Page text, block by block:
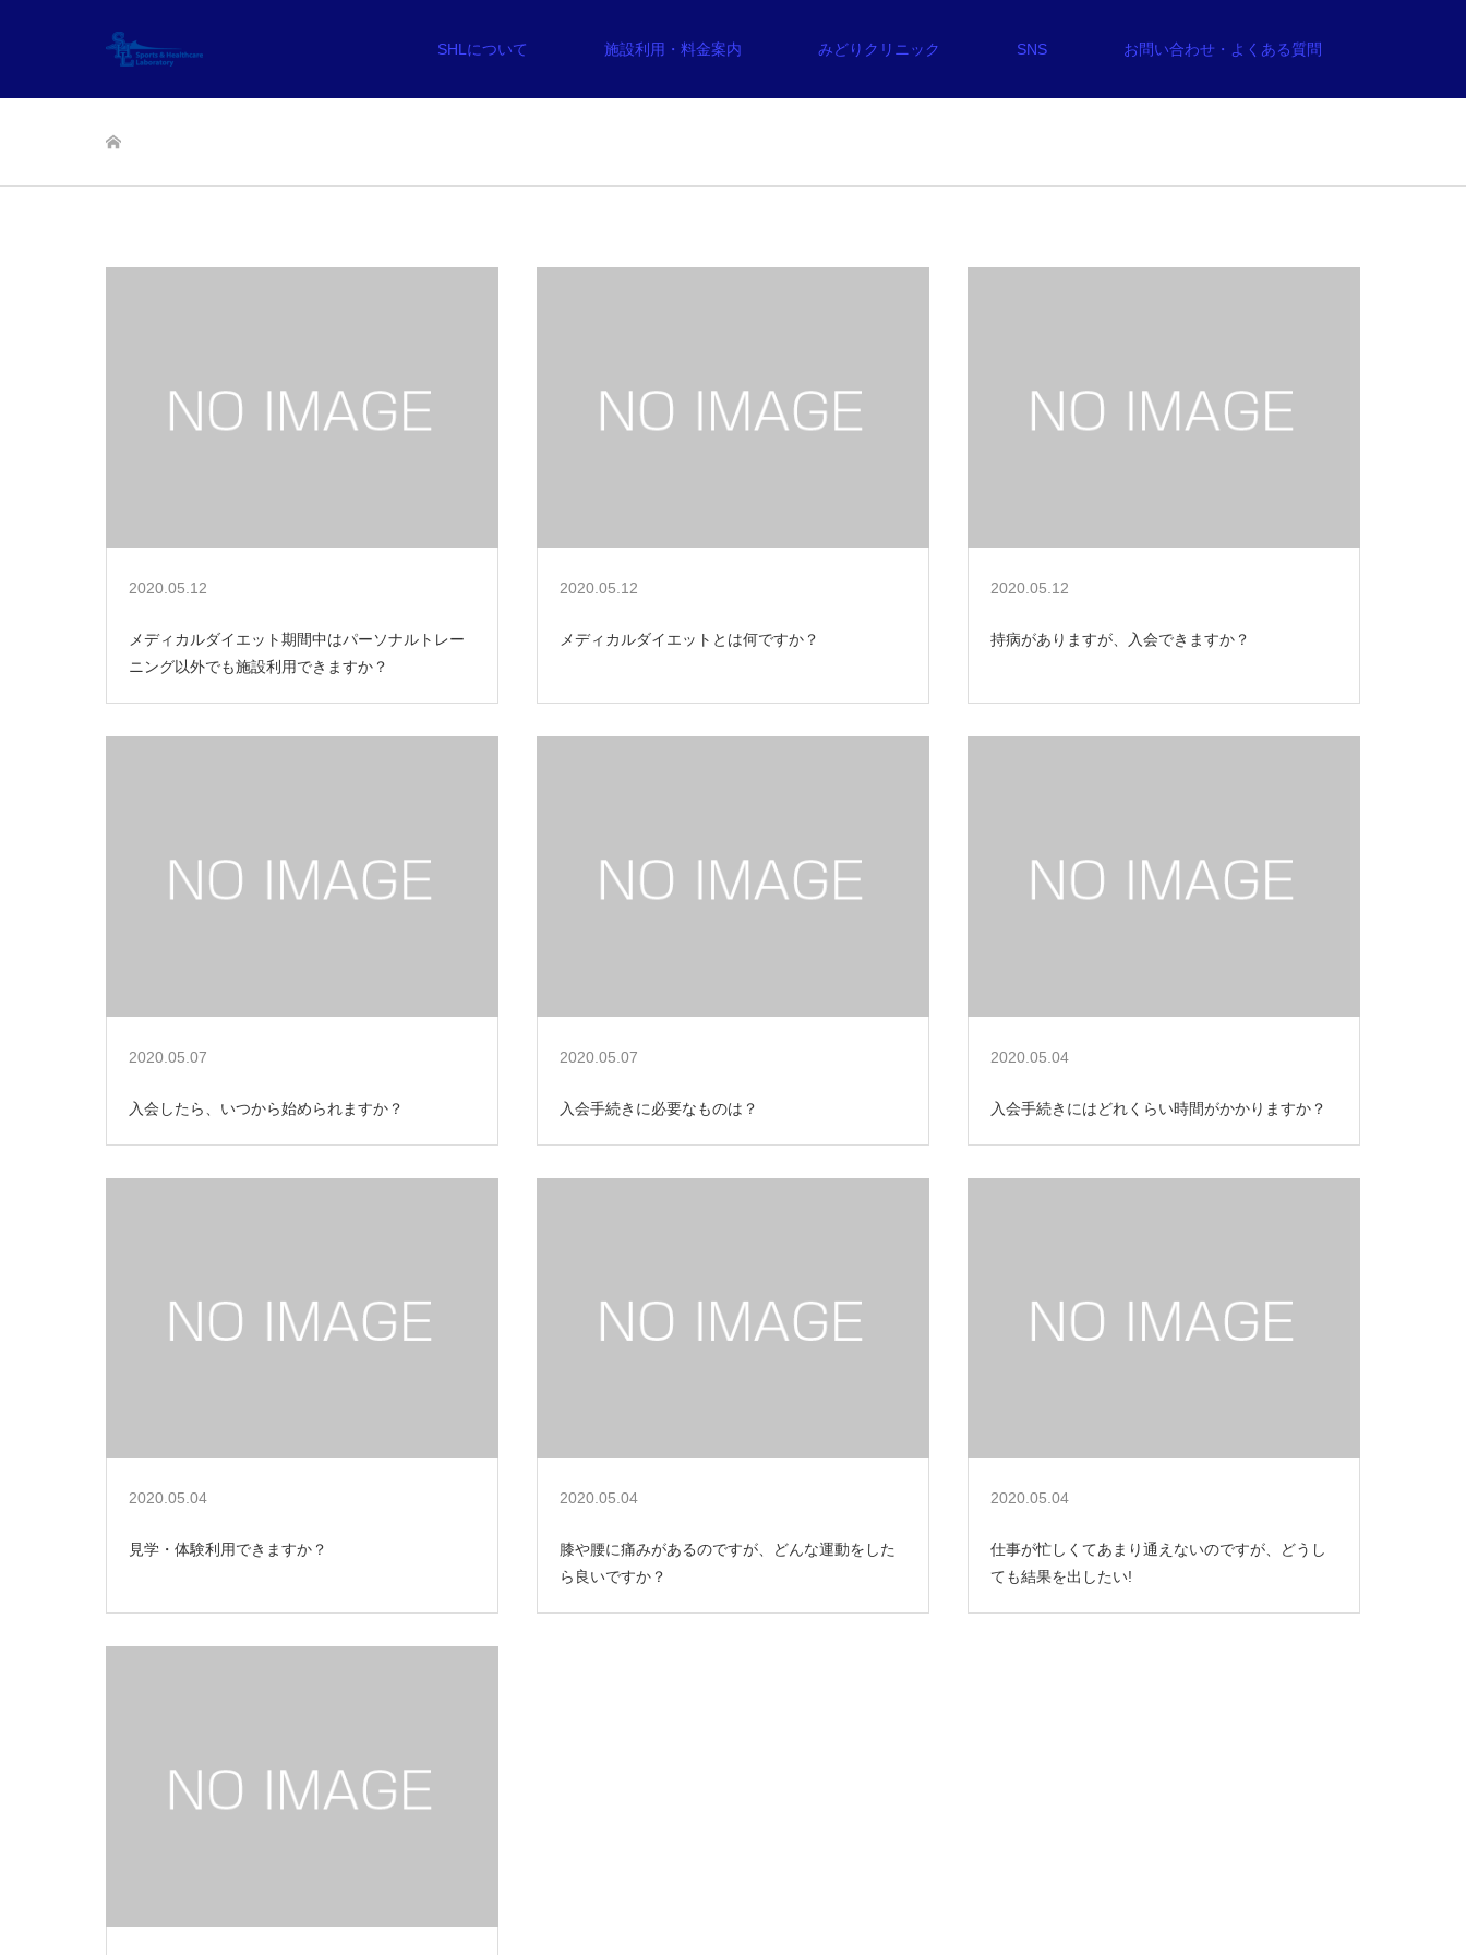
SHLについて 施設利用・料金案内 みどりクリニック SNS お問い合わせ・よくある質問
2020.05.12
メディカルダイエット期間中はパーソナルトレー
ニング以外でも施設利用できますか？
2020.05.12
メディカルダイエットとは何ですか？
2020.05.12
持病がありますが、入会できますか？
2020.05.07
入会したら、いつから始められますか？
2020.05.07
入会手続きに必要なものは？
2020.05.04
入会手続きにはどれくらい時間がかかりますか？
2020.05.04
見学・体験利用できますか？
2020.05.04
膝や腰に痛みがあるのですが、どんな運動をした
ら良いですか？
2020.05.04
仕事が忙しくてあまり通えないのですが、どうし
ても結果を出したい!